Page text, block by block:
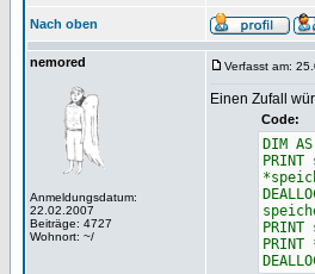
Nach oben
nemored
Anmeldungsdatum:
22.02.2007
Beiträge: 4727
Wohnort: ~/
Verfasst am:
Einen Zufall
Code:
DIM